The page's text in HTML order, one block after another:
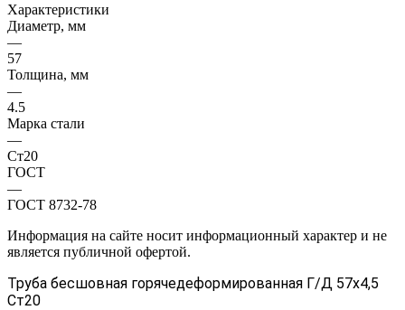
Характеристики
Диаметр, мм
—
57
Толщина, мм
—
4.5
Марка стали
—
Ст20
ГОСТ
—
ГОСТ 8732-78
Информация на сайте носит информационный характер и не
является публичной офертой.
Труба бесшовная горячедеформированная Г/Д 57х4,5
Ст20